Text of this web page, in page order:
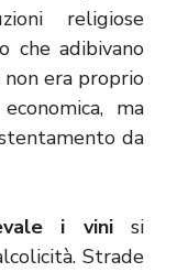
religiose
che adibivano
era proprio
ma
da
i vini si
Strade